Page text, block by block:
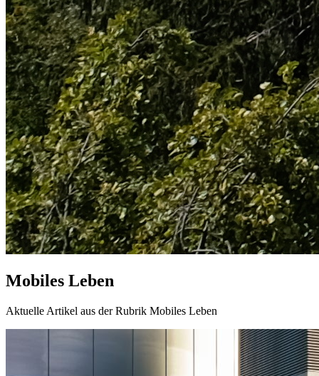
Mobiles Leben
Aktuelle Artikel aus der Rubrik Mobiles Leben